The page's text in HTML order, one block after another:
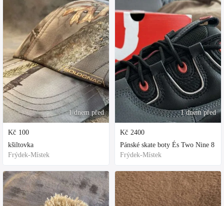
1 dnem před
Kč 100
kšiltovka
Frýdek-Místek
1 dnem před
Kč 2400
Pánské skate boty És Two Nine 8
Frýdek-Místek